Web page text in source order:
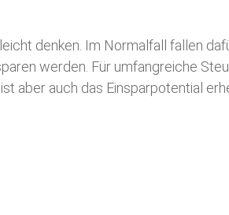
denken. Im Normalfall fallen
werden. Für umfangreiche
aber auch das Einsparpotential